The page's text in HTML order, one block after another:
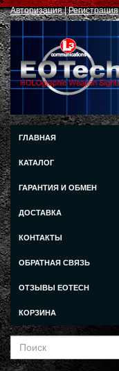
Авторизация|Регистрация
ГЛАВНАЯ
КАТАЛОГ
ГАРАНТИЯ И ОБМЕН
ДОСТАВКА
КОНТАКТЫ
ОБРАТНАЯ СВЯЗЬ
ОТЗЫВЫ EOTECH
КОРЗИНА